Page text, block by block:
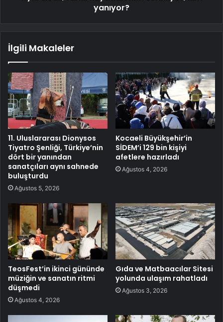
yanıyor?
İlgili Makaleler
11. Uluslararası Dionysos
Tiyatro Şenliği, Türkiye’nin
dört bir yanından
sanatçıları aynı sahnede
buluşturdu
Ağustos 5, 2026
Kocaeli Büyükşehir’in
SİDEM’i 129 bin kişiyi
afetlere hazırladı
Ağustos 4, 2026
TeosFest’in ikinci gününde
müziğin ve sanatın ritmi
düşmedi
Ağustos 4, 2026
Gıda ve Matbaacılar Sitesi
yolunda ulaşım rahatladı
Ağustos 3, 2026